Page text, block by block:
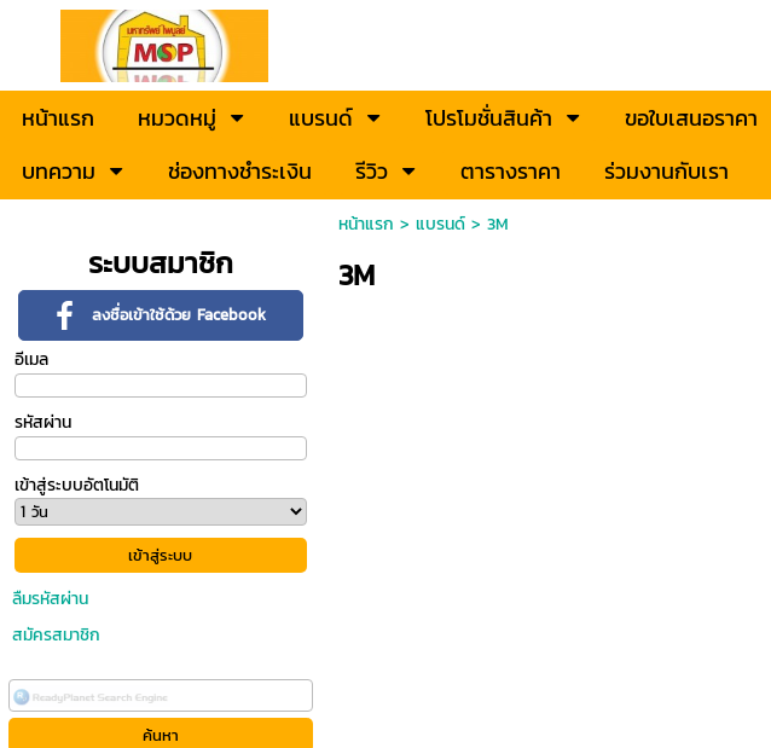
หน้าแรก หมวดหมู่ แบรนด์ โปรโมชั่นสินค้า ขอใบเสนอราคา
บทความ
ช่องทางชำระเงิน รีวิว ตารางราคา ร่วมงานกับเรา
ระบบสมาชิก
ลงชื่อเข้าใช้ด้วย Facebook
อีเมล
รหัสผ่าน
เข้าสู่ระบบอัตโนมัติ
ลืมรหัสผ่าน
สมัครสมาชิก
หน้าแรก > แบรนด์> 3M
3M